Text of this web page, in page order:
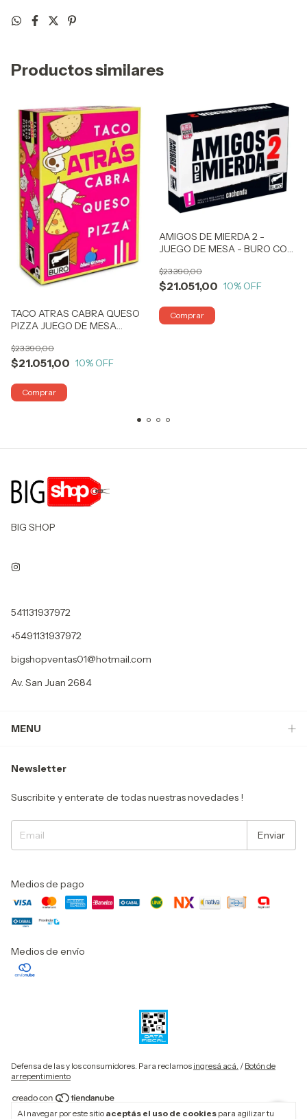
Al navegar por este sitio aceptás el uso de cookies para agilizar tu
Productos similares
TACO ATRAS CABRA QUESO
PIZZA JUEGO DE MESA
BIGSHOP
$21.051,00
$23.390,00
10% OFF
AMIGOS DE MIERDA 2 -
JUEGO DE MESA - BURO COD
$21.051,00
$23.390,00
10% OFF
BIG SHOP
541131937972
+5491131937972
bigshopventas01@hotmail.com
Av. San Juan 2684
MENU
Newsletter
Suscribite y enterate de todas nuestras novedades !
Medios de pago
Medios de envío
Defensa de las y los consumidores. Para reclamos ingresá acá. / Botón de
arrepentimiento
Copyright BIG SHOP - 20953737575 - 2026. Todos los derechos reservados.